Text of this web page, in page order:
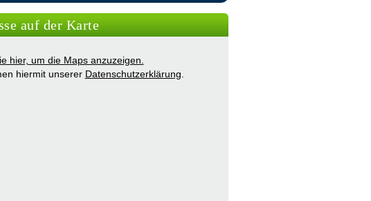
auf der Karte
hier, um die Maps anzuzeigen.
hiermit unserer Datenschutzerklärung